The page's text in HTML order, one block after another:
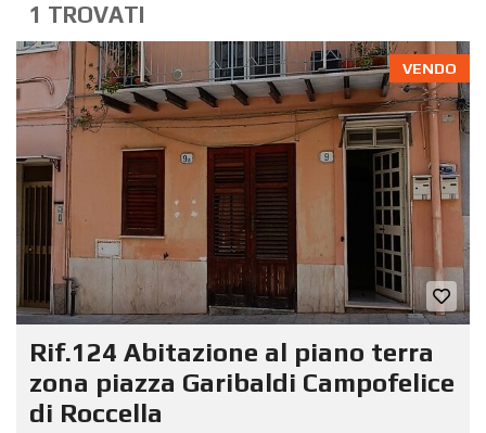
1 TROVATI
VENDO
Rif.124 Abitazione al piano terra
zona piazza Garibaldi Campofelice
di Roccella